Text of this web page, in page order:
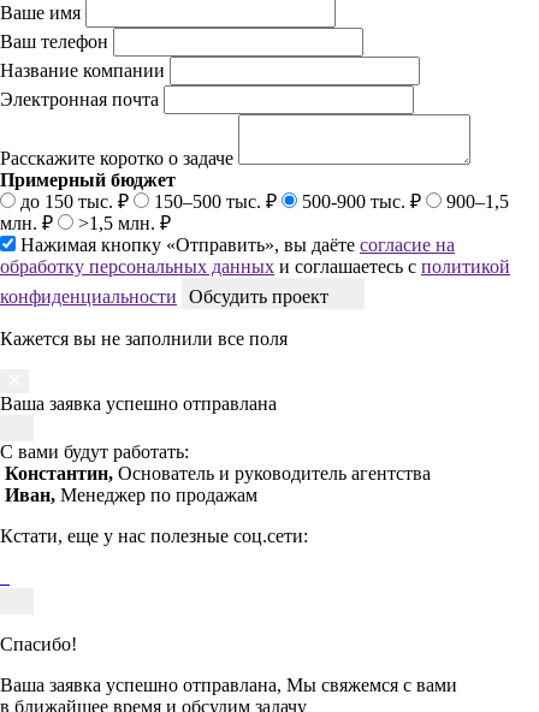
Ваше имя
Ваш телефон
Название компании
Электронная почта
Расскажите коротко о задаче
Примерный бюджет
до 150 тыс. ₽
150–500 тыс. ₽ 500-900 тыс. ₽
900–1,5
млн. ₽
>1,5 млн. ₽
Нажимая кнопку «Отправить», вы даёте согласие на
обработку персональных данных и соглашаетесь с политикой
конфиденциальности
Обсудить проект
Кажется вы не заполнили все поля
Ваша заявка успешно отправлана
С вами будут работать:
Константин, Основатель и руководитель агентства
Иван, Менеджер по продажам
Кстати, еще у нас полезные соц.сети:
Спасибо!
Ваша заявка успешно отправлана, Мы свяжемся с вами
в ближайшее время и обсудим задачу